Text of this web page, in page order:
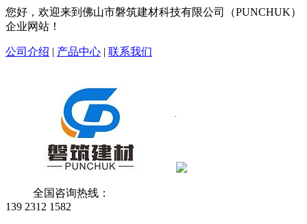
您好，欢迎来到佛山市磐筑建材科技有限公司（PUNCHUK）
企业网站！
公司介绍 | 产品中心 | 联系我们
全国咨询热线：
139 2312 1582